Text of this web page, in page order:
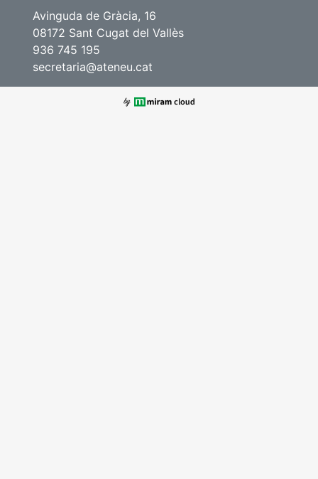
Avinguda de Gràcia, 16
08172 Sant Cugat del Vallès
936 745 195
secretaria@ateneu.cat